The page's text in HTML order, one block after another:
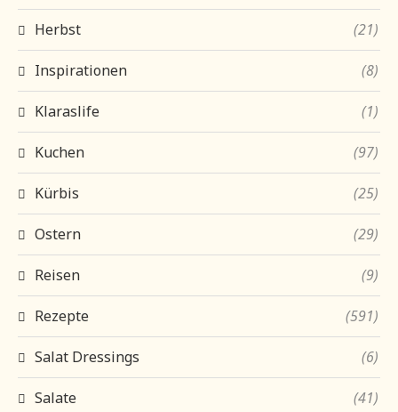
Herbst (21)
Inspirationen (8)
Klaraslife (1)
Kuchen (97)
Kürbis (25)
Ostern (29)
Reisen (9)
Rezepte (591)
Salat Dressings (6)
Salate (41)